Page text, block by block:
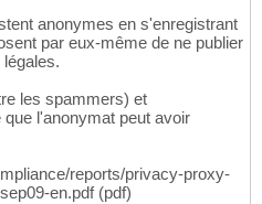
anonymes en s'enregistrant
par eux-même de ne publier
les spammers) et
l'anonymat peut avoir
reports/privacy-proxy-
en.pdf (pdf)